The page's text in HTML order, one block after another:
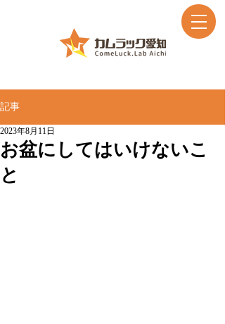
記事
お盆にしてはいけないこ
と
2023年8月11日